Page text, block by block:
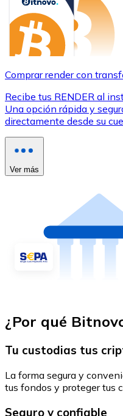
Comprar render con
Recibe tus RENDER al
Una opción rápida y
directamente desde su
Ver más
¿Por qué
Tu custodias tus
La forma segura y
tus fondos y proteger tus
Seguro y confiable